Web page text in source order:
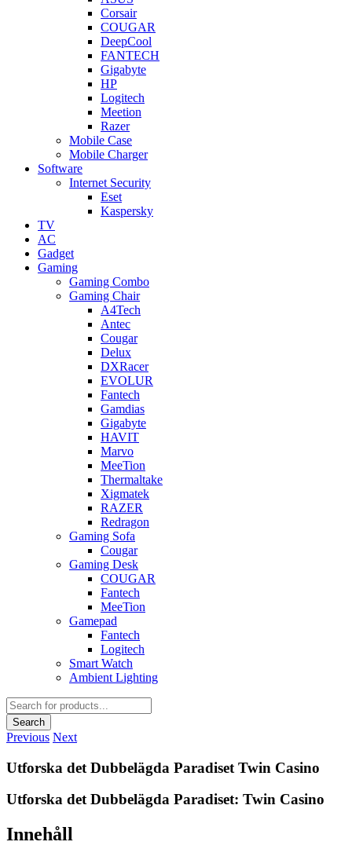
Corsair
COUGAR
DeepCool
FANTECH
Gigabyte
HP
Logitech
Meetion
Razer
Mobile Case
Mobile Charger
Software
Internet Security
Eset
Kaspersky
TV
AC
Gadget
Gaming
Gaming Combo
Gaming Chair
A4Tech
Antec
Cougar
Delux
DXRacer
EVOLUR
Fantech
Gamdias
Gigabyte
HAVIT
Marvo
MeeTion
Thermaltake
Xigmatek
RAZER
Redragon
Gaming Sofa
Cougar
Gaming Desk
COUGAR
Fantech
MeeTion
Gamepad
Fantech
Logitech
Smart Watch
Ambient Lighting
Products
search
Search
Previous Next
Utforska det Dubbelägda Paradiset Twin Casino
Utforska det Dubbelägda Paradiset: Twin Casino
Innehåll